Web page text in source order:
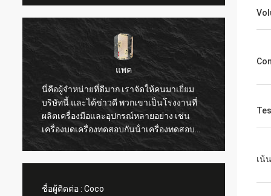
แพค
นี่คือผู้จําหน่ายที่ดีมาก เราจัดให้คนมาเยี่ยม
บริษัทนี้ และได้ข่าวดี พวกเขาเป็นโรงงานที่
ผลิตเครื่องมือและอุปกรณ์หลายอย่าง เช่น
เครื่องบดเครื่องทดสอบกันน้ําเครื่องทดสอบ
ความยืดหยุ่น เป็นต้นที่เราต้องการ พวกเขามี
อื่น, บ
ตอบส
สินค้า
ชื่อผู้ติดต่อ : Coco
เน้น